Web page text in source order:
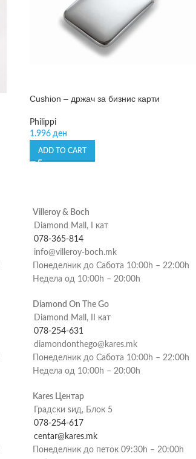
Cushion – држач за бизнис карти
Philippi
1.996 ден
ADD TO CART
Villeroy & Boch
Diamond Mall, I кат
078-365-814
info@villeroy-boch.mk
Понеделник до Сабота 10:00h – 22:00h
Недела од 10:00h – 20:00h
Diamond On The Go
Diamond Mall, II кат
078-254-631
diamondonthego@kares.mk
Понеделник до Сабота 10:00h – 22:00h
Недела од 10:00h – 20:00h
Kares Центар
Градски ѕид, Блок 5
078-254-617
centar@kares.mk
Понеделник до петок 09:30h – 20:00h